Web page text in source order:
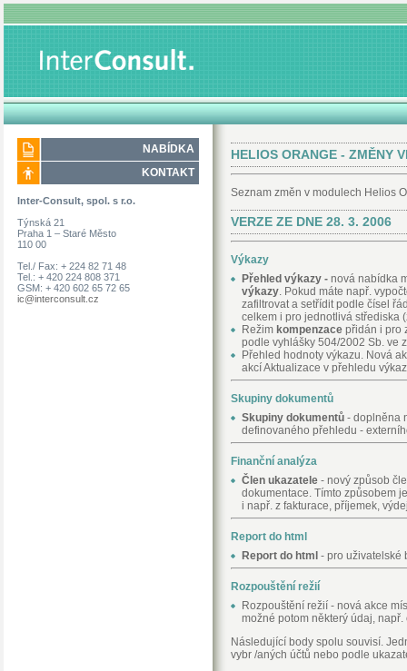
NABÍDKA
KONTAKT
Inter-Consult, spol. s r.o.
Týnská 21
Praha 1 – Staré Město
110 00
Tel./ Fax: + 224 82 71 48
Tel.: + 420 224 808 371
GSM: + 420 602 65 72 65
ic@interconsult.cz
HELIOS ORANGE - ZMĚNY
Seznam změn v modulech Helios
VERZE ZE DNE 28. 3. 2006
Výkazy
Přehled výkazy - nová nabídka
výkazy. Pokud máte např.
zafiltrovat a setřídit podle čísel
celkem i pro jednotlivá střediska
Režim kompenzace přidán i pro
podle vyhlášky 504/2002 Sb. ve
Přehled hodnoty výkazu. Nová
akcí Aktualizace v přehledu
Skupiny dokumentů
Skupiny dokumentů - doplněna
definovaného přehledu -
Finanční analýza
Člen ukazatele - nový způsob
dokumentace. Tímto způsobem
i např. z fakturace, příjemek,
Report do html
Report do html - pro uživatelské
Rozpouštění režií
Rozpouštění režií - nová akce
možné potom některý údaj,
Následující body spolu souvisí.
vybr /aných účtů nebo podle